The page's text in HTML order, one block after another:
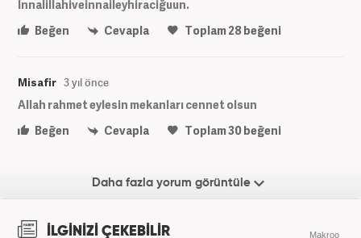
İnnalillahiveinnaileyhiraciğuun.
Beğen
Cevapla Toplam28beğeni
Misafir 3 yıl önce
Allah rahmet eylesin mekanları cennet olsun
Beğen
Cevapla Toplam30beğeni
Daha fazla yorum görüntüle
İLGİNİZİ ÇEKEBİLİR Makroo